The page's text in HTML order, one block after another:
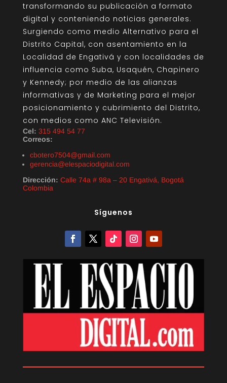
transformando su publicación a formato
digital y conteniendo noticias generales.
Surgiendo como medio Alternativo para el
Distrito Capital, con asentamiento en la
Localidad de Engativá y con localidades de
influencia como Suba, Usaquén, Chapinero
y Kennedy; por medio de las alianzas
informativas y de Marketing para el mejor
posicionamiento y cubrimiento del Distrito,
con medios como ANC Televisión.
Cel: 315 494 54 77
Correos:
cbotero7504@gmail.com
gerencia@elespaciodigital.com
Dirección: Calle 74a # 98a – 20 Engativá, Bogotá
Colombia
Síguenos